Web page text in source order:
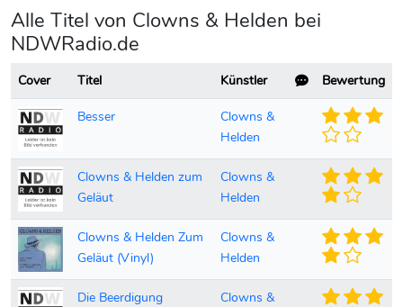
Alle Titel von Clowns & Helden bei
NDWRadio.de
Cover Titel Künstler
Bewertung
Besser
Clowns &
Helden
Clowns & Helden zum
Geläut
Clowns &
Helden
Clowns & Helden Zum
Geläut (Vinyl)
Clowns &
Helden
Die Beerdigung
Clowns &